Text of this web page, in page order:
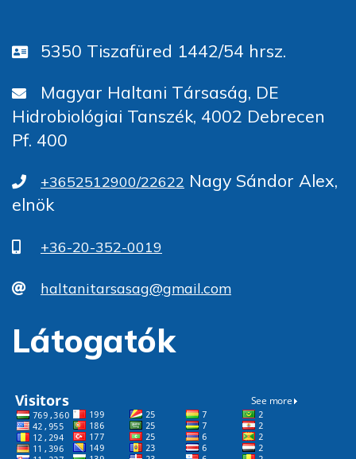
5350 Tiszafüred 1442/54 hrsz.
Magyar Haltani Társaság, DE
Hidrobiológiai Tanszék, 4002 Debrecen
Pf. 400
+3652512900/22622 Nagy Sándor Alex,
elnök
+36-20-352-0019
haltanitarsasag@gmail.com
Látogatók